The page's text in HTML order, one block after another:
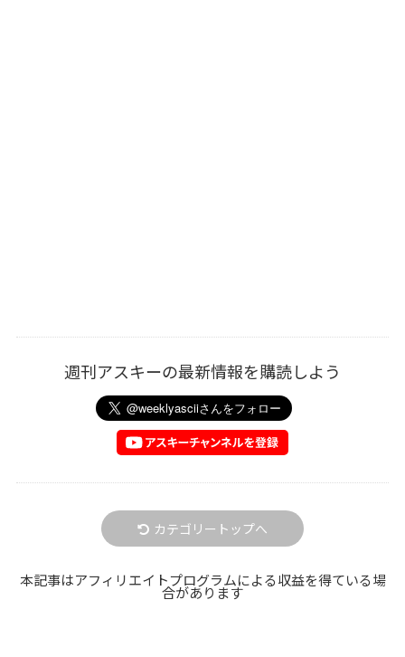
週刊アスキーの最新情報を購読しよう
カテゴリートップへ
本記事はアフィリエイトプログラムによる収益を得ている場
合があります